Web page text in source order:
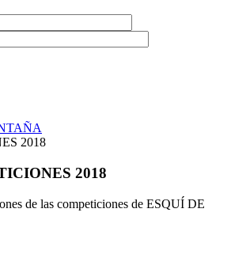
2018
2018
de las competiciones de ESQUÍ DE